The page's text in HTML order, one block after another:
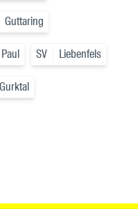
Guttaring
SV Liebenfels